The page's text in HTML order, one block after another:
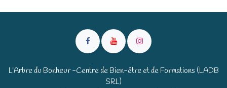
L'Arbre du Bonheur -Centre de Bien-être et de Formations (LADB
SRL)